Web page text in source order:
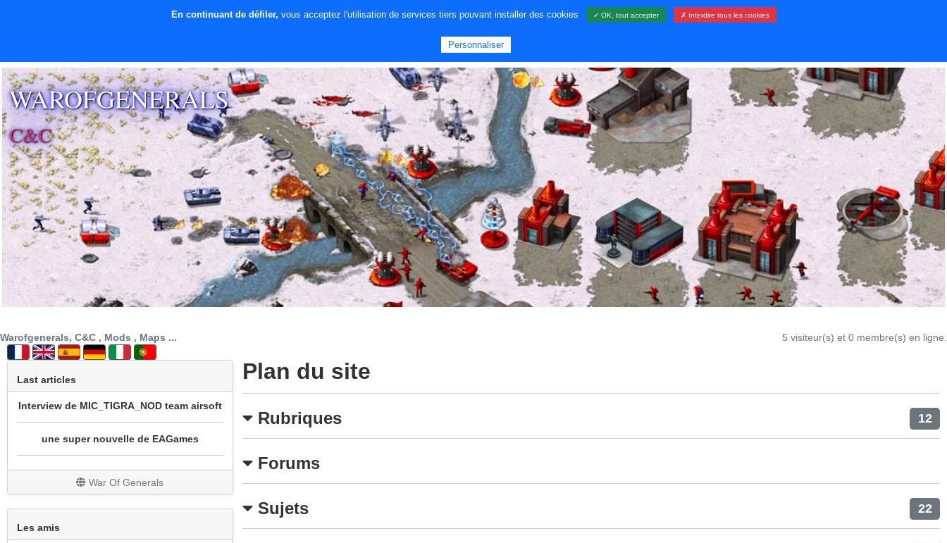
WAROFGENERALS
C&C
Warofgenerals, C&C , Mods , Maps ... 5 visiteur(s) et 0 membre(s) en ligne.
Last articles
prochainement sotie mod cnc sg1 beta 3
Interview de MIC_TIGRA_NOD team airsoft
une super nouvelle de EAGames
mod bataille navale
REPRISE DU MOD WOW
War Of Generals
Les amis
Plan du site
Rubriques 12
Forums
Sujets 22
En continuant de défiler, vous acceptez l'utilisation de services tiers pouvant installer des cookies ✓ OK, tout accepter ✗ Interdire tous les cookies
Personnaliser